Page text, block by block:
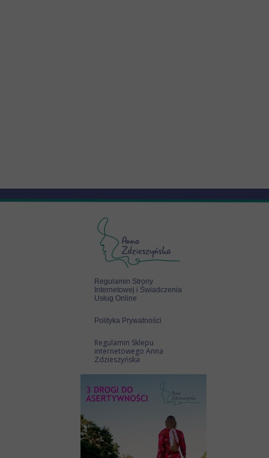
Polityka Prywatności
Regulamin Strony
Internetowej i Świadczenia
Usług Online
Regulamin Sklepu
internetowego Anna
Zdzieszyńska